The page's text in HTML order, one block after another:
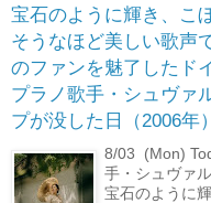
宝石のように輝き、こ
そうなほど美しい歌声
のファンを魅了したド
プラノ歌手・シュヴァ
プが没した日（2006年
8/03 (Mon)
手・シュヴァ
宝石のように